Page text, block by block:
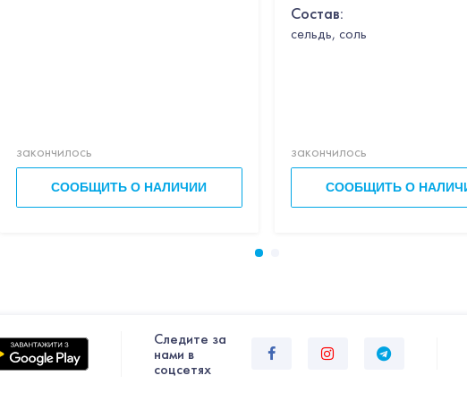
закончилось
СООБЩИТЬ О НАЛИЧИИ
Состав:
cельдь, соль
закончилось
СООБЩИТЬ О
Следите за
нами в
соцсетях